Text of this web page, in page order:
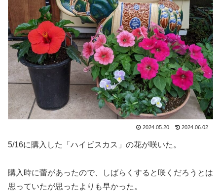
2024.05.20 2024.06.02
5/16に購入した「ハイビスカス」の花が咲いた。
購入時に蕾があったので、しばらくすると咲くだろうとは
思っていたが思ったよりも早かった。